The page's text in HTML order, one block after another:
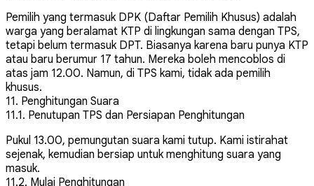
Pemilih yang termasuk DPK (Daftar Pemilih Khusus) adalah
warga yang beralamat KTP di lingkungan sama dengan TPS,
tetapi belum termasuk DPT. Biasanya karena baru punya KTP
atau baru berumur 17 tahun. Mereka boleh mencoblos di
atas jam 12.00. Namun, di TPS kami, tidak ada pemilih
khusus.
11. Penghitungan Suara
11.1. Penutupan TPS dan Persiapan Penghitungan
Pukul 13.00, pemungutan suara kami tutup. Kami istirahat
sejenak, kemudian bersiap untuk menghitung suara yang
masuk.
11.2. Mulai Penghitungan